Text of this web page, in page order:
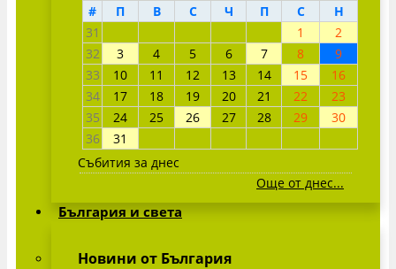
# П В С Ч П С
Н
31
1
2
32
3 4 5 6 7 8
9
33
10 11 12 13 14 15
16
34
17 18 19 20 21 22
23
35
24 25 26 27 28 29
30
36
31
Събития за днес
Още от днес...
България и света
Новини от България